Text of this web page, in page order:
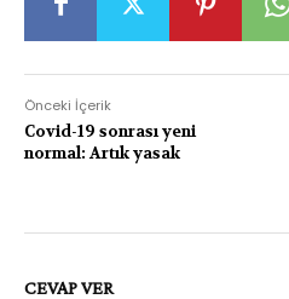
Önceki İçerik
Covid-19 sonrası yeni
normal: Artık yasak
CEVAP VER